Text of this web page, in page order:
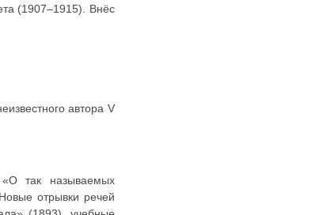
(1907–1915). Внёс
автора V
так называемых
отрывки речей